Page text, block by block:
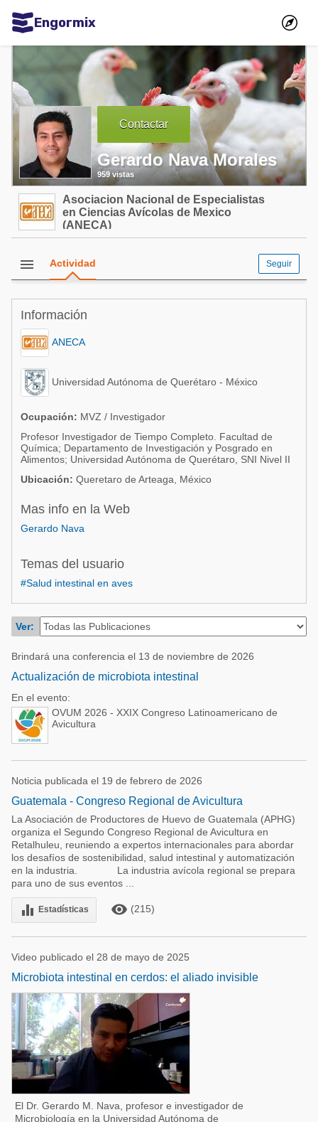
Engormix
Comunidades en español
Agricultura
Balanceados - Piensos
Avicultura
Ganadería
Lechería
Micotoxinas
Porcicultura
Mascotas
Acuacultura
Micotoxinas
Avicultura
Balanceados - Piensos
Comunidades en portugués
Micotoxinas
Avicultura
Porcicultura
Ganadería
Lechería
Contactar
Gerardo Nava Morales
959 vistas
Asociacion Nacional de Especialistas
en Ciencias Avícolas de Mexico
(ANECA)
menu Actividad Seguir
Información
ANECA
Universidad Autónoma de Querétaro - México
Ocupación: MVZ / Investigador
Profesor Investigador de Tiempo Completo. Facultad de
Química; Departamento de Investigación y Posgrado en
Alimentos; Universidad Autónoma de Querétaro, SNI Nivel II
Ubicación: Queretaro de Arteaga, México
Mas info en la Web
Gerardo Nava
Temas del usuario
#Salud intestinal en aves
Ver:
Brindará una conferencia el 13 de noviembre de 2026
Actualización de microbiota intestinal
En el evento:
OVUM 2026 - XXIX Congreso Latinoamericano de
Avicultura
Noticia publicada el 19 de febrero de 2026
Guatemala - Congreso Regional de Avicultura
La Asociación de Productores de Huevo de Guatemala (APHG)
organiza el Segundo Congreso Regional de Avicultura en
Retalhuleu, reuniendo a expertos internacionales para abordar
los desafíos de sostenibilidad, salud intestinal y automatización
en la industria. La industria avícola regional se prepara
para uno de sus eventos ...
equalizer Estadísticas remove_red_eye (215)
Video publicado el 28 de mayo de 2025
Microbiota intestinal en cerdos: el aliado invisible
El Dr. Gerardo M. Nava, profesor e investigador de
Microbiología en la Universidad Autónoma de